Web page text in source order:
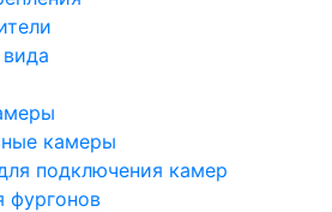
камеры
подключения камер
фургонов